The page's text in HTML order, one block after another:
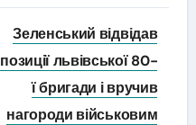
Зеленський відвідав
позиції львівської 80-
ї бригади і вручив
нагороди військовим